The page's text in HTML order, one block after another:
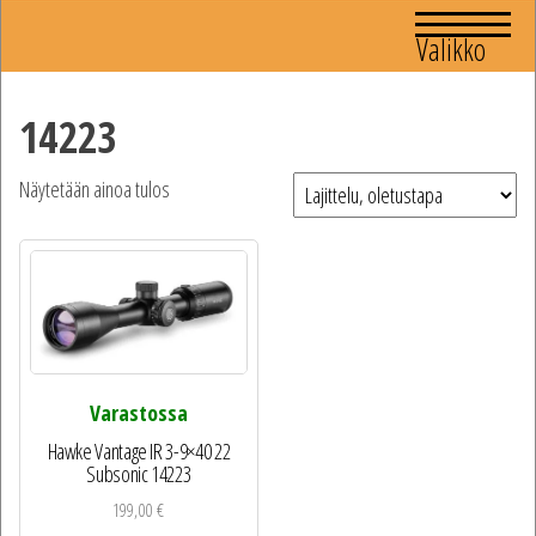
Valikko
14223
Näytetään ainoa tulos
Varastossa
Hawke Vantage IR 3-9×40 22
Subsonic 14223
199,00€